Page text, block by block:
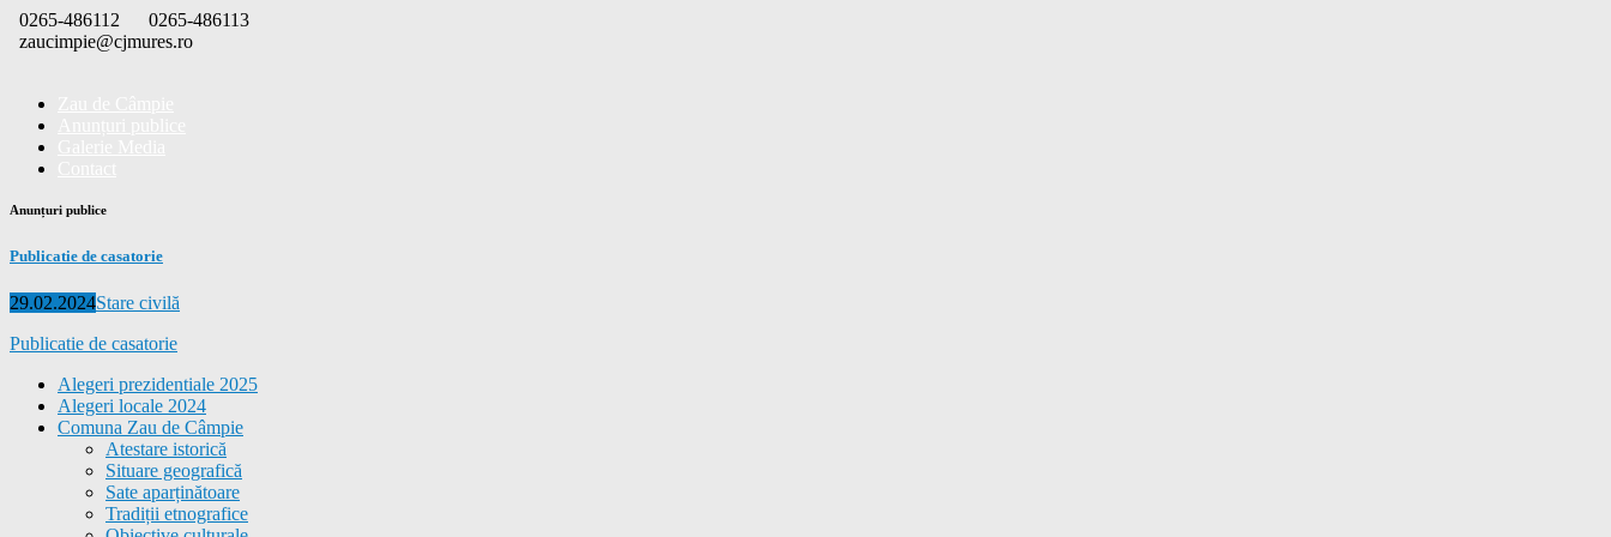
Skip
to
0265-486112
0265-486113
zaucimpie@cjmures.ro
Anunțuri publice
Publicatie de casatorie
Posted
29.02.2024Categories
Stare civilă
Publicatie de casatorie
Alegeri prezidentiale 2025
Alegeri locale 2024
Comuna Zau de Câmpie
Atestare istorică
Situare geografică
Sate aparținătoare
Tradiții etnografice